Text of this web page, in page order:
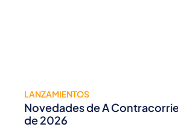
LANZAMIENTOS
Novedades de A
de 2026